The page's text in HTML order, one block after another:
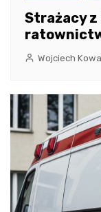
Strażacy z
Wojciech